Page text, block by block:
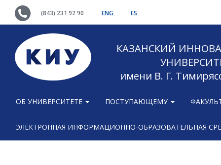
(843) 231 92 90 ENG ES
КАЗАНСКИЙ
имени В. Г.
ОБ УНИВЕРСИТЕТЕ ПОСТУПАЮЩЕМУ
ЭЛЕКТРОННАЯ ИНФОРМАЦИОННО-ОБРАЗОВАТЕЛЬНАЯ